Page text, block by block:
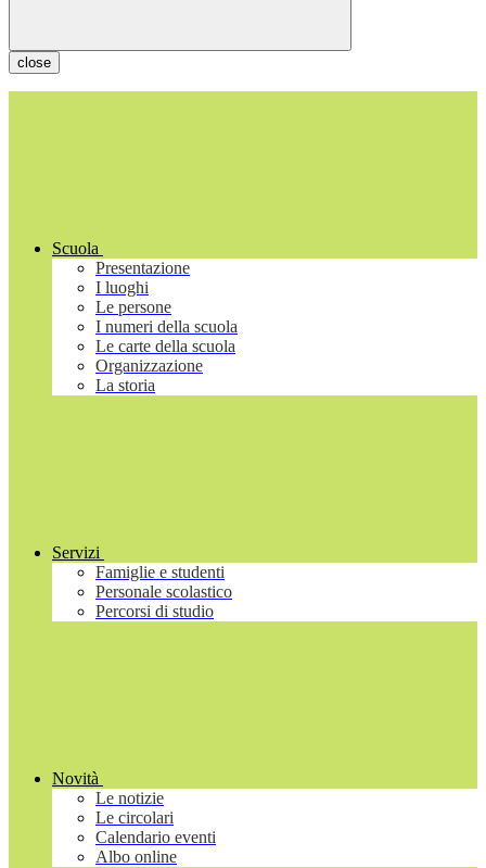
close
Scuola
Presentazione
I luoghi
Le persone
I numeri della scuola
Le carte della scuola
Organizzazione
La storia
Servizi
Famiglie e studenti
Personale scolastico
Percorsi di studio
Novità
Le notizie
Le circolari
Calendario eventi
Albo online